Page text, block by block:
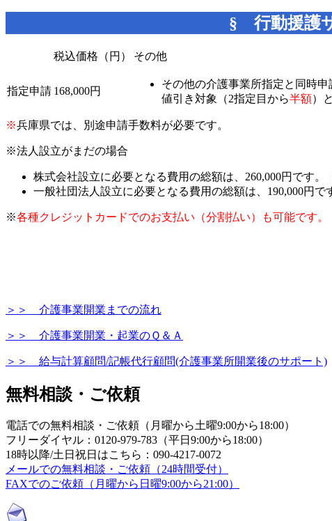
§ 行動援護
税込価格（円） その他
指定申請 168,000円
その他の介護事業所指定と同時申
値引き対象（2指定目から半額）
※兵庫県では、別途申請手数料が必要です。
※法人設立がまだの場合
株式会社設立に必要となる費用の総額は、260,000円です。
一般社団法人設立に必要となる費用の総額は、190,000円で
※各種クレジットカードでのお支払い（分割払い）も可能です。
＞＞ 介護事業開業までの流れ
＞＞ 介護事業開業・起業のＱ＆Ａ
＞＞ 給与計算顧問/記帳代行顧問(介護事業所開業後のサポート)
無料相談・ご依頼
電話での無料相談・ご依頼（月曜から土曜9:00から18:00）
フリーダイヤル：0120-979-783（平日9:00から18:00）
18時以降/土日祝日はこちら：090-4217-0072
メールでの無料相談・ご依頼（24時間受付）
FAXでのご依頼（月曜から日曜9:00から21:00）